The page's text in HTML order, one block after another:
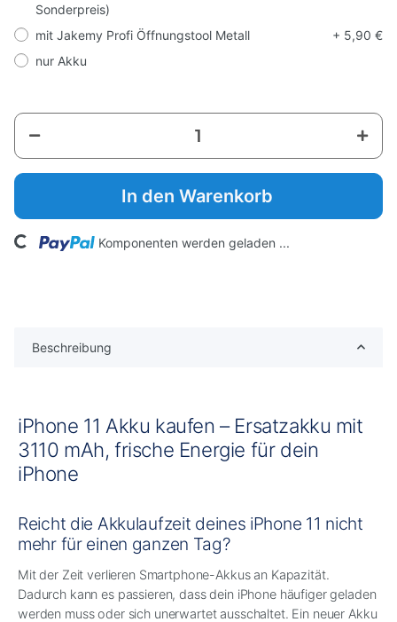
Sonderpreis)
mit Jakemy Profi Öffnungstool Metall
+ 5,90 €
nur Akku
In den Warenkorb
Loading... Komponenten werden geladen ...
Beschreibung
iPhone 11 Akku kaufen – Ersatzakku mit
3110 mAh, frische Energie für dein
iPhone
Reicht die Akkulaufzeit deines iPhone 11 nicht
mehr für einen ganzen Tag?
Mit der Zeit verlieren Smartphone-Akkus an Kapazität.
Dadurch kann es passieren, dass dein iPhone häufiger geladen
werden muss oder sich unerwartet ausschaltet. Ein neuer Akku